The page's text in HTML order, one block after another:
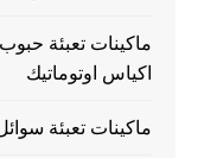
ماكينات تعبئة
اكياس اوتوماتيك
ماكينات تعبئة